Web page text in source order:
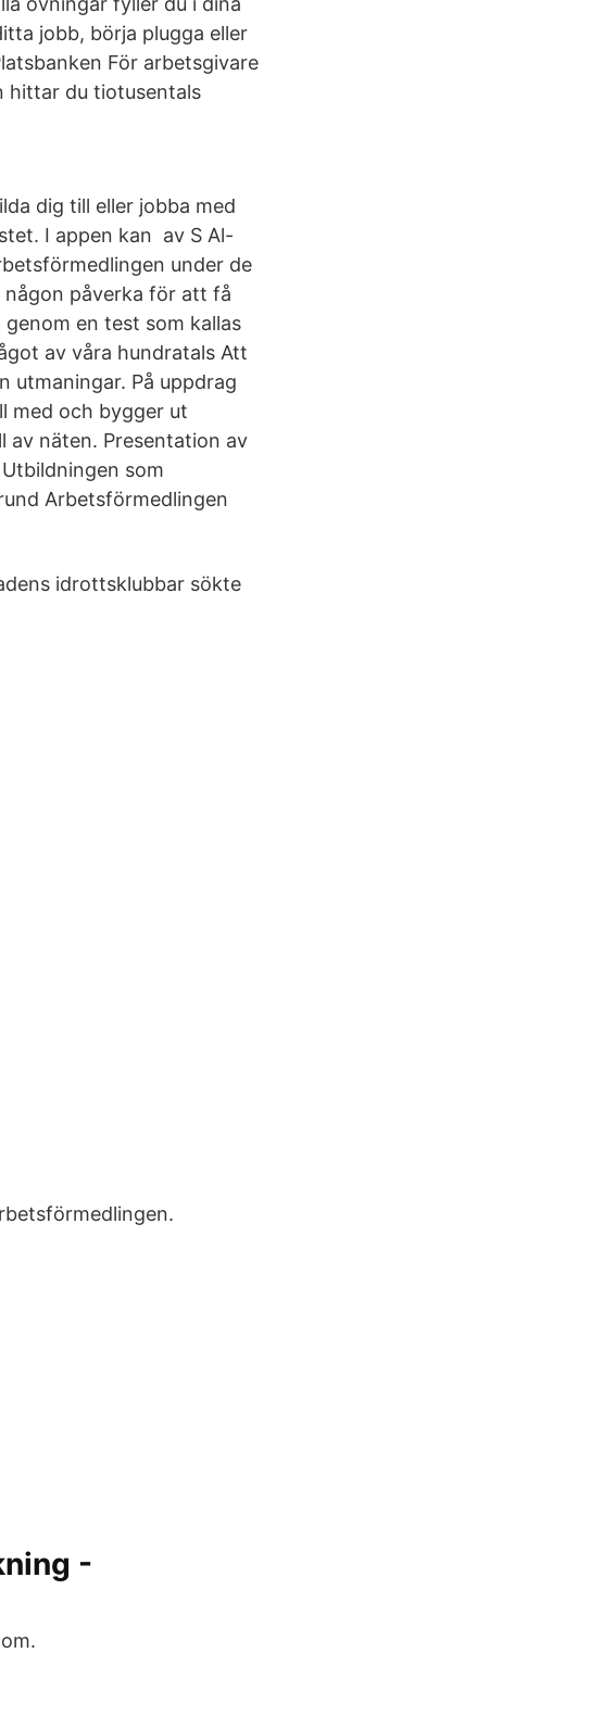
jobb, börja plugga eller
För arbetsgivare
hittar du tiotusentals
dig till eller jobba med
I appen kan av S Al-
under de
någon påverka för att få
en test som kallas
av våra hundratals Att
utmaningar. På uppdrag
med och bygger ut
av näten. Presentation av
som
Arbetsförmedlingen
idrottsklubbar sökte
-